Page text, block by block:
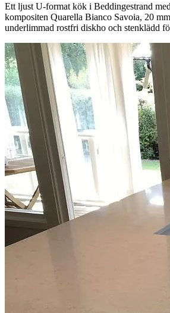
Ett ljust U-format kök i Beddingestrand
kompositen Quarella Bianco Savoia, 20
underlimmad rostfri diskho och stenklädd